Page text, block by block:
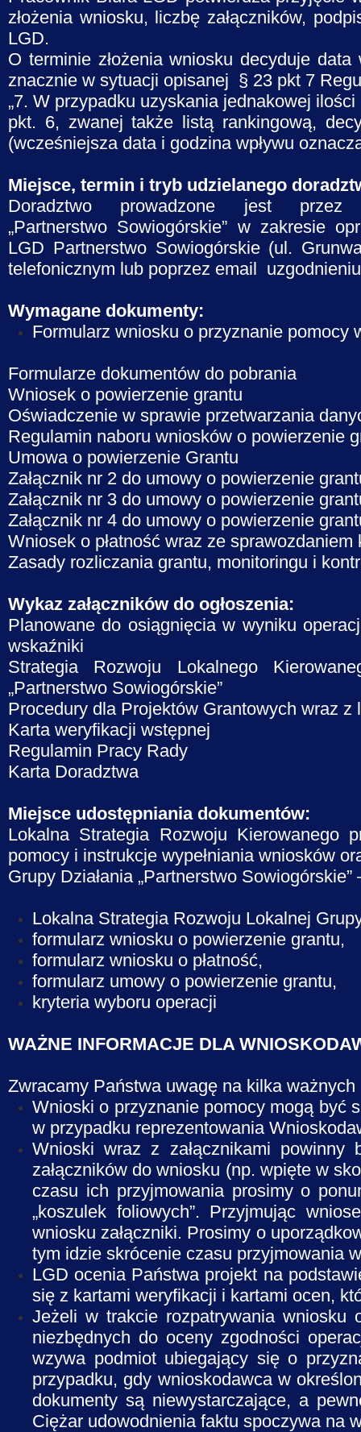
złożenia wniosku, liczbę załączników,
LGD.
O terminie złożenia wniosku decyduje
znacznie w sytuacji opisanej § 23 pkt 7
„7. W przypadku uzyskania jednakowej
pkt. 6, zwanej także listą rankingową,
(wcześniejsza data i godzina wpływu
Miejsce, termin i tryb udzielanego
Doradztwo prowadzone jest przez
„Partnerstwo Sowiogórskie” w zakresie
LGD Partnerstwo Sowiogórskie (ul.
telefonicznym lub poprzez email
Wymagane dokumenty:
Formularz wniosku o przyznanie pomocy
Formularze dokumentów do pobrania
Wniosek o powierzenie grantu
Oświadczenie w sprawie przetwarzania
Regulamin naboru wniosków o powierzenie
Umowa o powierzenie Grantu
Załącznik nr 2 do umowy o powierzenie
Załącznik nr 3 do umowy o powierzenie
Załącznik nr 4 do umowy o powierzenie
Wniosek o płatność wraz ze
Zasady rozliczania grantu, monitoringu i
Wykaz załączników do ogłoszenia:
Planowane do osiągnięcia w wyniku
wskaźniki
Strategia Rozwoju Lokalnego
„Partnerstwo Sowiogórskie”
Procedury dla Projektów Grantowych wraz
Karta weryfikacji wstępnej
Regulamin Pracy Rady
Karta Doradztwa
Miejsce udostępniania dokumentów:
Lokalna Strategia Rozwoju Kierowanego
pomocy i instrukcje wypełniania wniosków
Grupy Działania „Partnerstwo Sowiogórskie”
Lokalna Strategia Rozwoju Lokalnej
formularz wniosku o powierzenie grantu,
formularz wniosku o płatność,
formularz umowy o powierzenie grantu,
kryteria wyboru operacji
WAŻNE INFORMACJE DLA
Zwracamy Państwa uwagę na kilka
Wnioski o przyznanie pomocy mogą być
w przypadku reprezentowania
Wnioski wraz z załącznikami powinny
załączników do wniosku (np. wpięte w
czasu ich przyjmowania prosimy o
„koszulek foliowych”. Przyjmując
wniosku załączniki. Prosimy o
tym idzie skrócenie czasu przyjmowania
LGD ocenia Państwa projekt na
się z kartami weryfikacji i kartami ocen,
Jeżeli w trakcie rozpatrywania wniosku
niezbędnych do oceny zgodności
wzywa podmiot ubiegający się o
przypadku, gdy wnioskodawca w
dokumenty są niewystarczające, a
Ciężar udowodnienia faktu spoczywa na